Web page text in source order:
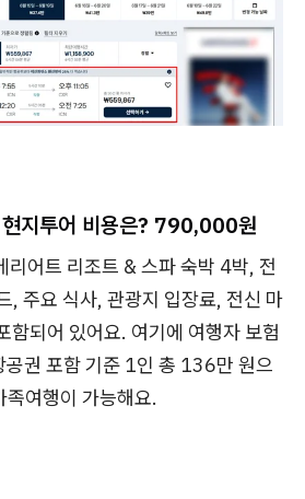
지투어 비용은? 790,000원
어트 리조트 & 스파 숙박 4박, 전
, 주요 식사, 관광지 입장료, 전신 마
함되어 있어요. 여기에 여행자 보험
공권 포함 기준 1인 총 136만 원으
여행이 가능해요.